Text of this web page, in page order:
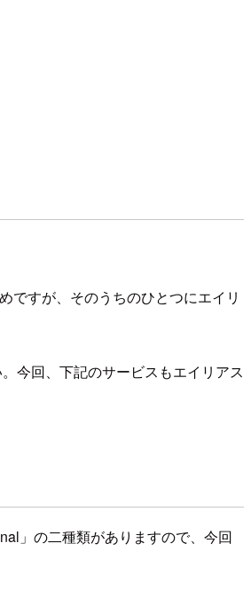
ですが、そのうちのひとつにエイリ
今回、下記のサービスもエイリアス
」の二種類がありますので、今回